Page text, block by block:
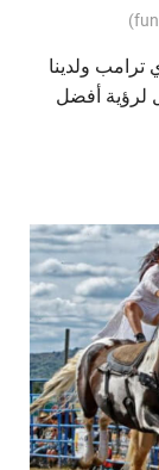
ولدينا
لرؤية أفضل